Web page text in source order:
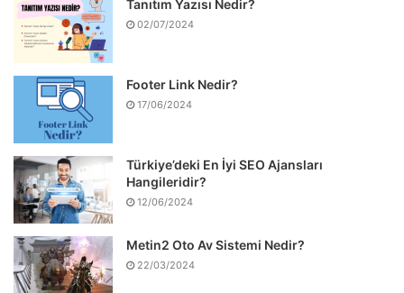
Tanıtım Yazısı Nedir?
02/07/2024
Footer Link Nedir?
17/06/2024
Türkiye’deki En İyi SEO Ajansları
Hangileridir?
12/06/2024
Metin2 Oto Av Sistemi Nedir?
22/03/2024